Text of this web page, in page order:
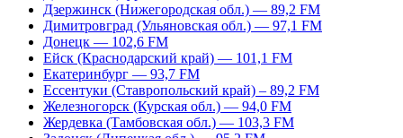
Дзержинск (Нижегородская обл.) — 89,2 FM
Димитровград (Ульяновская обл.) — 97,1 FM
Донецк — 102,6 FM
Ейск (Краснодарский край) — 101,1 FM
Екатеринбург — 93,7 FM
Ессентуки (Ставропольский край) – 89,2 FM
Железногорск (Курская обл.) — 94,0 FM
Жердевка (Тамбовская обл.) — 103,3 FM